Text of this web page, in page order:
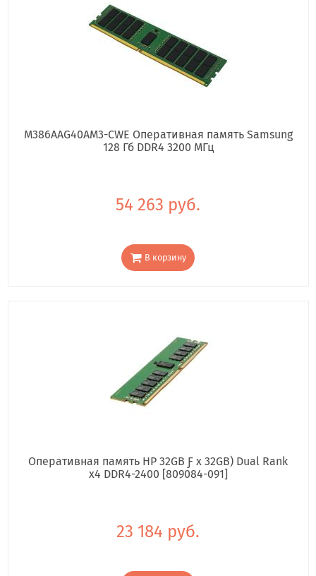
M386AAG40AM3-CWE Оперативная память Samsung
128 Гб DDR4 3200 МГц
54 263 руб.
В корзину
Оперативная память HP 32GB Ƒ x 32GB) Dual Rank
x4 DDR4-2400 [809084-091]
23 184 руб.